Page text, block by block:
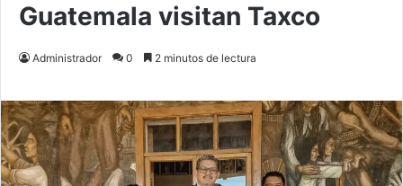
Guatemala visitan Taxco
Administrador 0 2 minutos de lectura